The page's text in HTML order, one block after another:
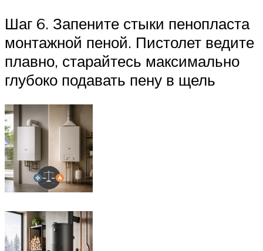
Шаг 6. Запените стыки пенопласта
монтажной пеной. Пистолет ведите
плавно, старайтесь максимально
глубоко подавать пену в щель